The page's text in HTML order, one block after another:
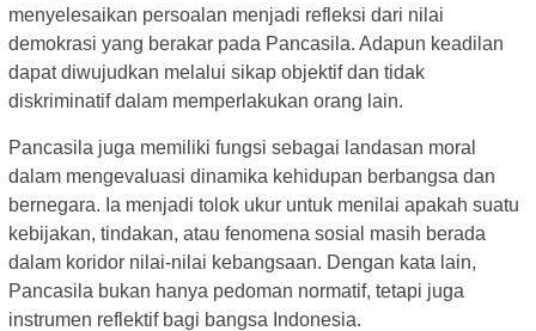
menyelesaikan persoalan menjadi refleksi dari nilai
demokrasi yang berakar pada Pancasila. Adapun keadilan
dapat diwujudkan melalui sikap objektif dan tidak
diskriminatif dalam memperlakukan orang lain.
Pancasila juga memiliki fungsi sebagai landasan moral
dalam mengevaluasi dinamika kehidupan berbangsa dan
bernegara. Ia menjadi tolok ukur untuk menilai apakah suatu
kebijakan, tindakan, atau fenomena sosial masih berada
dalam koridor nilai-nilai kebangsaan. Dengan kata lain,
Pancasila bukan hanya pedoman normatif, tetapi juga
instrumen reflektif bagi bangsa Indonesia.